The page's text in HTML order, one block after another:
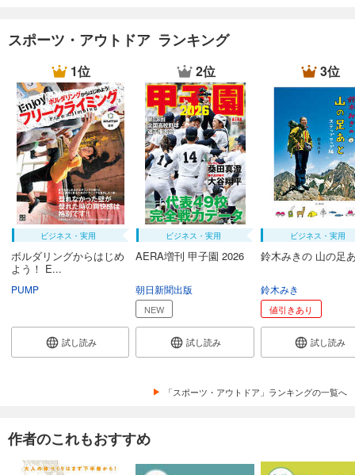
スポーツ・アウトドア ランキング
1位
ビジネス・実用
ボルダリングからはじめ
よう！ E...
PUMP
試し読み
2位
ビジネス・実用
AERA増刊 甲子園 2026
朝日新聞出版
NEW
試し読み
3位
ビジネス・実用
鈴木みきの 山の足
鈴木みき
値引きあり
試し読み
「スポーツ・アウトドア」ランキングの一覧へ
作者のこれもおすすめ